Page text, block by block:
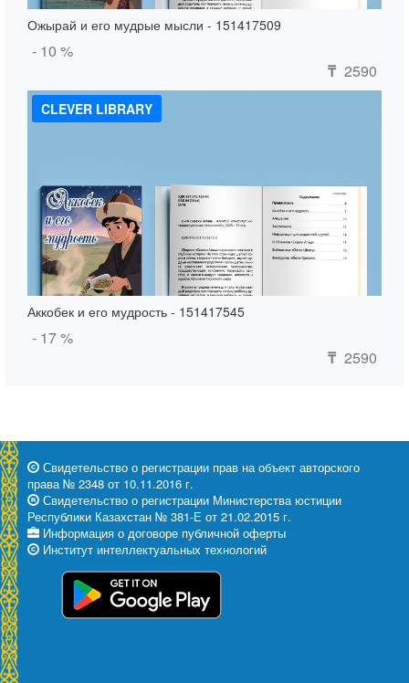
Ожырай и его мудрые мысли - 151417509
- 10 %
₸ 2590
CLEVER LIBRARY
Аккобек и его мудрость - 151417545
- 17 %
₸ 2590
Свидетельство о регистрации прав на объект авторского
права № 2348 от 10.11.2016 г.
Свидетельство о регистрации Министерства юстиции
Республики Казахстан № 381-Е от 21.02.2015 г.
Информация о договоре публичной оферты
Институт интеллектуальных технологий